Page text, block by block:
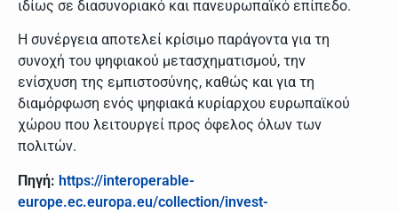
ιδίως σε διασυνοριακό και πανευρωπαϊκό επίπεδο.
Η συνέργεια αποτελεί κρίσιμο παράγοντα για τη
συνοχή του ψηφιακού μετασχηματισμού, την
ενίσχυση της εμπιστοσύνης, καθώς και για τη
διαμόρφωση ενός ψηφιακά κυρίαρχου ευρωπαϊκού
χώρου που λειτουργεί προς όφελος όλων των
πολιτών.
Πηγή: https://interoperable-
europe.ec.europa.eu/collection/invest-